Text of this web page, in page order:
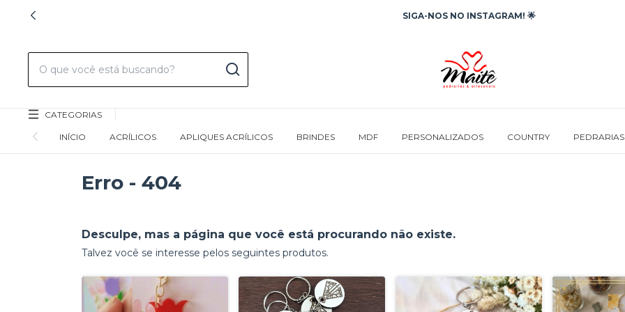
SIGA-NOS NO INSTAGRAM! 🌟
CATEGORIAS
INÍCIO ACRÍLICOS APLIQUES ACRÍLICOS BRINDES MDF PERSONALIZADOS COUNTRY
Erro - 404
Desculpe, mas a página que você está procurando não existe.
Talvez você se interesse pelos seguintes produtos.